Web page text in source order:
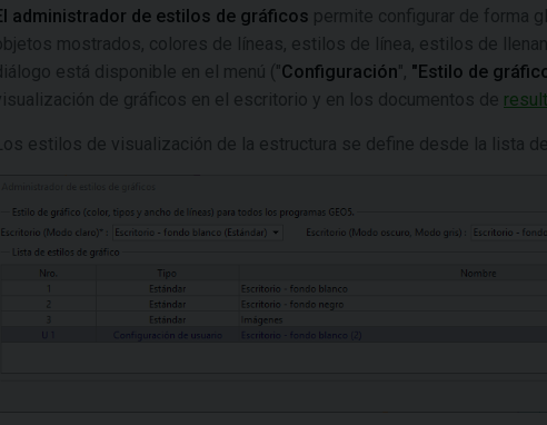
administrador de estilos de gráficos permite configurar de forma
mostrados, colores de líneas, estilos de línea, estilos de
está disponible en el menú ("Configuración", "Estilo de
de gráficos en el escritorio y en los documentos de
estilos de visualización de la estructura se define desde la lista